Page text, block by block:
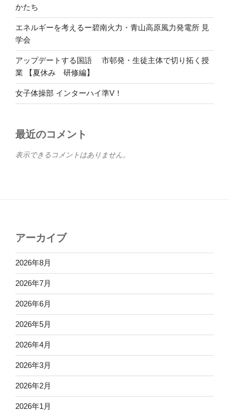
かたち
エネルギーを考えるー碧南火力・青山高原風力発電所 見
学会
アップデートする国語 市邨発・生徒主体で切り拓く授
業 【夏休み 研修編】
女子体操部 インターハイ準V！
最近のコメント
表示できるコメントはありません。
アーカイブ
2026年8月
2026年7月
2026年6月
2026年5月
2026年4月
2026年3月
2026年2月
2026年1月